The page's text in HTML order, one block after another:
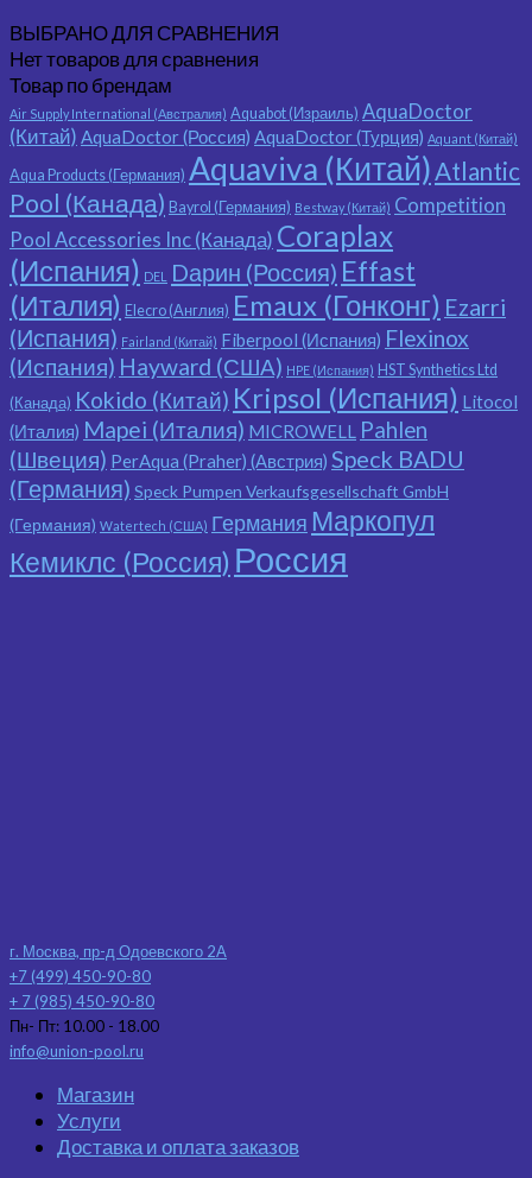
ВЫБРАНО ДЛЯ СРАВНЕНИЯ
Нет товаров для сравнения
Товар по брендам
Air Supply International (Австралия) Aquabot (Израиль) AquaDoctor
(Китай) AquaDoctor (Россия) AquaDoctor (Турция) Aquant (Китай)
Aqua Products (Германия) Aquaviva (Китай) Atlantic
Pool (Канада) Bayrol (Германия) Bestway (Китай) Competition
Pool Accessories Inc (Канада) Coraplax
(Испания) DEL Dарин (Россия) Effast
(Италия) Elecro (Англия) Emaux (Гонконг) Ezarri
(Испания) Fairland (Китай) Fiberpool (Испания) Flexinox
(Испания) Hayward (США) HPE (Испания) HST Synthetics Ltd
(Канада) Kokido (Китай) Kripsol (Испания) Litocol
(Италия) Mapei (Италия) MICROWELL Pahlen
(Швеция) PerAqua (Praher) (Австрия) Speck BADU
(Германия) Speck Pumpen Verkaufsgesellschaft GmbH
(Германия) Watertech (США) Германия Маркопул
Кемиклс (Россия) Россия
г. Москва, пр-д Одоевского 2А
+7 (499) 450-90-80
+ 7 (985) 450-90-80
Пн- Пт: 10.00 - 18.00
info@union-pool.ru
Магазин
Услуги
Доставка и оплата заказов